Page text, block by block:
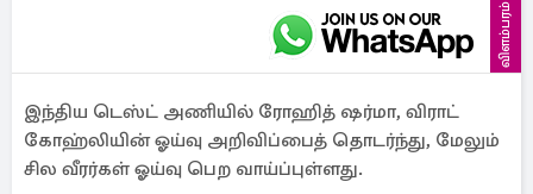
விளம்பரம்
இந்திய டெஸ்ட் அணியில் ரோஹித் ஷர்மா, விராட்
கோஹ்லியின் ஓய்வு அறிவிப்பைத் தொடர்ந்து, மேலும்
சில வீரர்கள் ஓய்வு பெற வாய்ப்புள்ளது.